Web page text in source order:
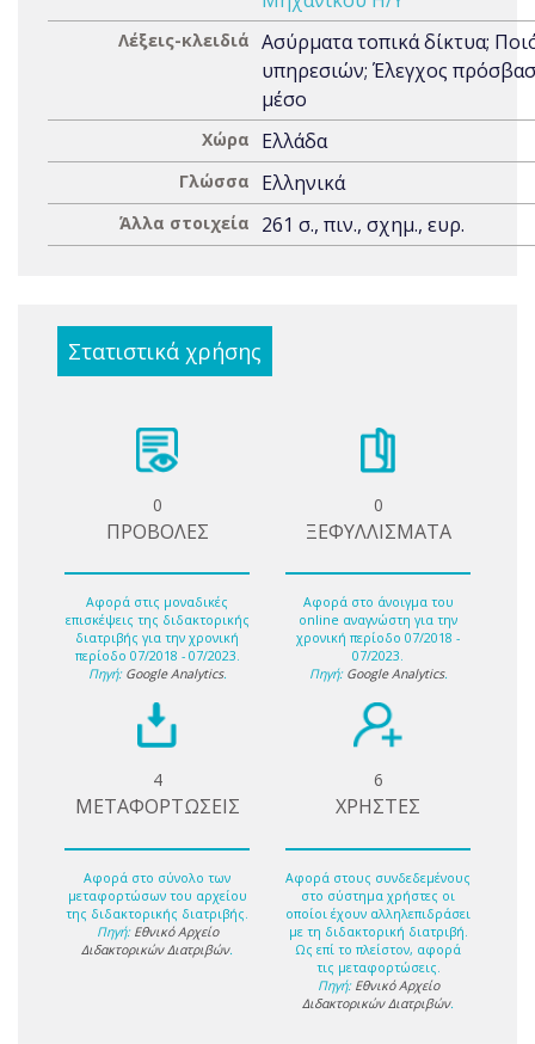
Λέξεις-κλειδιά Ασύρματα τοπικά δίκτυα;
υπηρεσιών; Έλεγχος
μέσο
Χώρα Ελλάδα
Γλώσσα Ελληνικά
Άλλα στοιχεία 261 σ., πιν., σχημ., ευρ.
Στατιστικά χρήσης
0
ΠΡΟΒΟΛΕΣ
Αφορά στις μοναδικές
επισκέψεις της διδακτορικής
διατριβής για την χρονική
περίοδο 07/2018 - 07/2023.
Πηγή: Google Analytics.
0
ΞΕΦΥΛΛΙΣΜΑΤΑ
Αφορά στο άνοιγμα του
online αναγνώστη για την
χρονική περίοδο 07/2018 -
07/2023.
Πηγή: Google Analytics.
4
ΜΕΤΑΦΟΡΤΩΣΕΙΣ
Αφορά στο σύνολο των
μεταφορτώσων του αρχείου
της διδακτορικής διατριβής.
Πηγή: Εθνικό Αρχείο
Διδακτορικών Διατριβών.
6
ΧΡΗΣΤΕΣ
Αφορά στους συνδεδεμένους
στο σύστημα χρήστες οι
οποίοι έχουν αλληλεπιδράσει
με τη διδακτορική διατριβή.
Ως επί το πλείστον, αφορά
τις μεταφορτώσεις.
Πηγή: Εθνικό Αρχείο
Διδακτορικών Διατριβών.